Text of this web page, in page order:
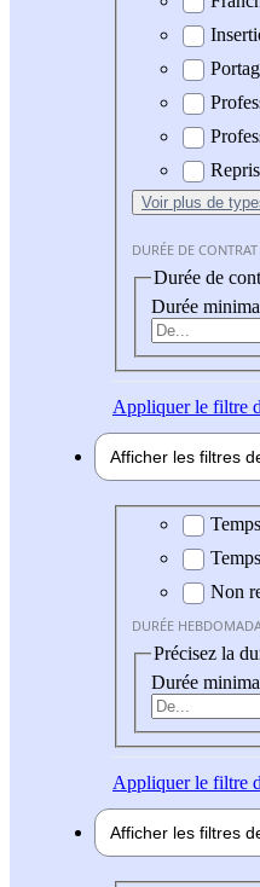
Voir plus de
DURÉE DE CONTRAT
Durée de
Durée
Appliquerle filtre
Afficher les filtres
Durée
Non
DURÉE
Précisez la
Durée
Appliquerle filtre
Afficher les filtres